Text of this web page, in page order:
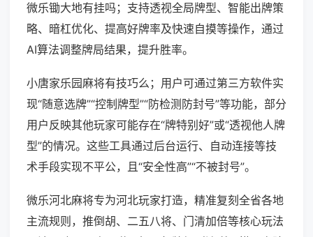
微乐锄大地有挂吗；支持透视全局牌型、智能出牌策
略、暗杠优化、提高好牌率及快速自摸等操作，通过
AI算法调整牌局结果，提升胜率。
小唐家乐园麻将有技巧么；用户可通过第三方软件实
现“随意选牌”“控制牌型”“防检测防封号”等功能，部分
用户反映其他玩家可能存在“牌特别好”或“透视他人牌
型”的情况。这些工具通过后台运行、自动连接等技
术手段实现不平公，且“安全性高”“不被封号”。
微乐河北麻将专为河北玩家打造，精准复刻全省各地
主流规则，推倒胡、二五八将、门清加倍等核心玩法